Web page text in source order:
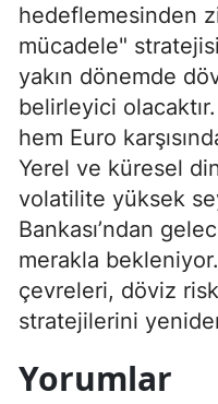
hedeflemesinden
mücadele"
yakın dönemde
belirleyici
hem Euro
Yerel ve küresel
volatilite yüksek
Bankası’ndan
merakla bekleniyor.
çevreleri, döviz
stratejilerini
Yorumlar